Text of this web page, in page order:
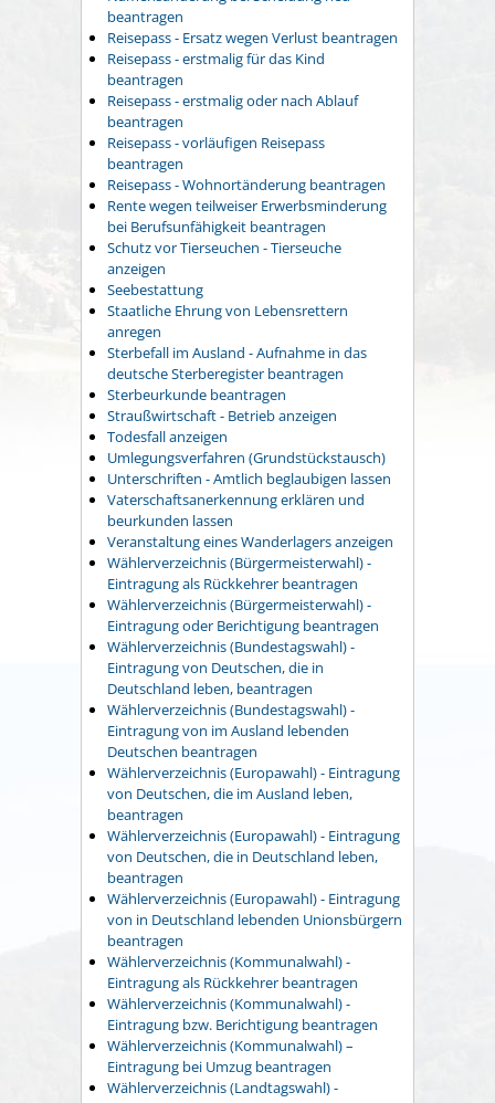
beantragen
Reisepass - Ersatz wegen Verlust beantragen
Reisepass - erstmalig für das Kind
beantragen
Reisepass - erstmalig oder nach Ablauf
beantragen
Reisepass - vorläufigen Reisepass
beantragen
Reisepass - Wohnortänderung beantragen
Rente wegen teilweiser Erwerbsminderung
bei Berufsunfähigkeit beantragen
Schutz vor Tierseuchen - Tierseuche
anzeigen
Seebestattung
Staatliche Ehrung von Lebensrettern
anregen
Sterbefall im Ausland - Aufnahme in das
deutsche Sterberegister beantragen
Sterbeurkunde beantragen
Straußwirtschaft - Betrieb anzeigen
Todesfall anzeigen
Umlegungsverfahren (Grundstückstausch)
Unterschriften - Amtlich beglaubigen lassen
Vaterschaftsanerkennung erklären und
beurkunden lassen
Veranstaltung eines Wanderlagers anzeigen
Wählerverzeichnis (Bürgermeisterwahl) -
Eintragung als Rückkehrer beantragen
Wählerverzeichnis (Bürgermeisterwahl) -
Eintragung oder Berichtigung beantragen
Wählerverzeichnis (Bundestagswahl) -
Eintragung von Deutschen, die in
Deutschland leben, beantragen
Wählerverzeichnis (Bundestagswahl) -
Eintragung von im Ausland lebenden
Deutschen beantragen
Wählerverzeichnis (Europawahl) - Eintragung
von Deutschen, die im Ausland leben,
beantragen
Wählerverzeichnis (Europawahl) - Eintragung
von Deutschen, die in Deutschland leben,
beantragen
Wählerverzeichnis (Europawahl) - Eintragung
von in Deutschland lebenden Unionsbürgern
beantragen
Wählerverzeichnis (Kommunalwahl) -
Eintragung als Rückkehrer beantragen
Wählerverzeichnis (Kommunalwahl) -
Eintragung bzw. Berichtigung beantragen
Wählerverzeichnis (Kommunalwahl) –
Eintragung bei Umzug beantragen
Wählerverzeichnis (Landtagswahl) -